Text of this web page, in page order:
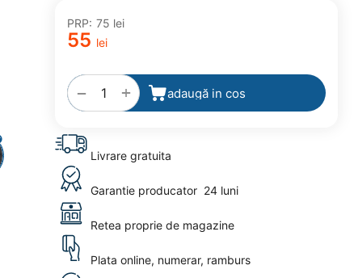
PRP: ‍75‍ lei
‍55‍ lei
+
− adaugă in cos
la
favorite
Livrare gratuita
Garantie producator 24 luni
Retea proprie de magazine
Plata online, numerar, ramburs